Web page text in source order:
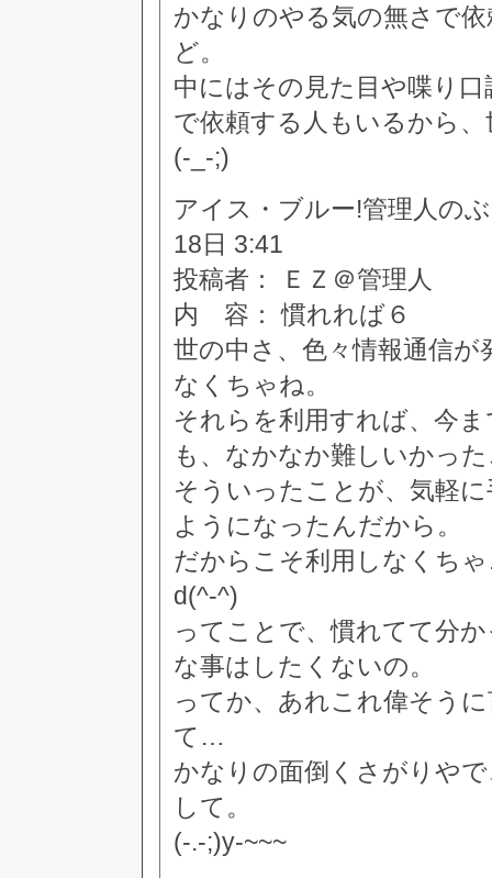
かなりのやる気の無さで
ど。
中にはその見た目や喋り
で依頼する人もいるから
(-_-;)
アイス・ブルー!管理人の
18日 3:41
投稿者： ＥＺ＠管理人
内 容： 慣れれば６
世の中さ、色々情報通信
なくちゃね。
それらを利用すれば、今
も、なかなか難しいかっ
そういったことが、気軽
ようになったんだから。
だからこそ利用しなくち
d(^-^)
ってことで、慣れてて分
な事はしたくないの。
ってか、あれこれ偉そう
て…
かなりの面倒くさがりや
して。
(-.-;)y-~~~